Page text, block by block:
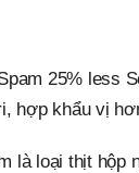
25% less
hợp khẩu vị
là loại thịt hộp